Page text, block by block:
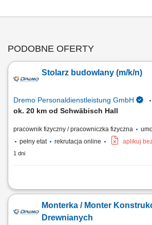
PODOBNE OFERTY
Stolarz budowlany (m/k/n)
Dremo Personaldienstleistung GmbH
ok. 20 km od Schwäbisch Hall
pracownik fizyczny / pracowniczka fizyczna
pełny etat
rekrutacja online aplikuj
1 dni
Obowiązki: wykonywanie drewnianych schodów;
osadzanie okien w gotowych elementach
obróbka i wykończenie powierzchni drewnianych;
Monterka / Monter
Drewnianych